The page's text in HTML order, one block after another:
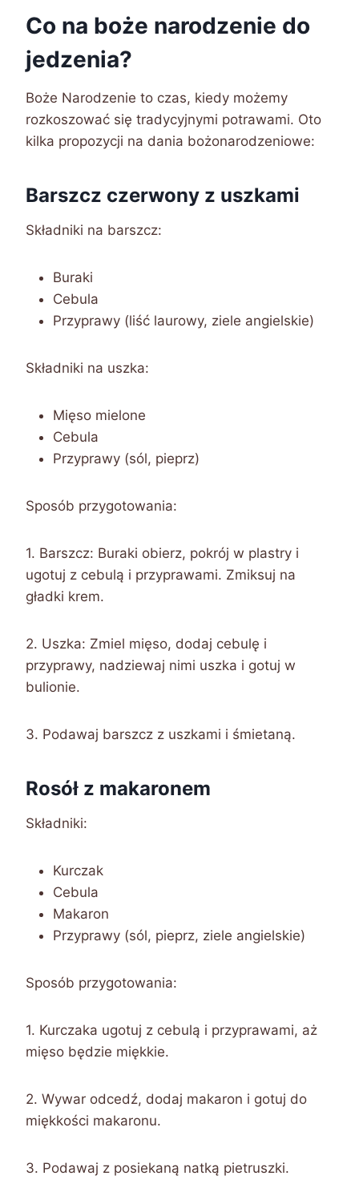
Co na boże narodzenie do
jedzenia?
Boże Narodzenie to czas, kiedy możemy
rozkoszować się tradycyjnymi potrawami. Oto
kilka propozycji na dania bożonarodzeniowe:
Barszcz czerwony z uszkami
Składniki na barszcz:
Buraki
Cebula
Przyprawy (liść laurowy, ziele angielskie)
Składniki na uszka:
Mięso mielone
Cebula
Przyprawy (sól, pieprz)
Sposób przygotowania:
1. Barszcz: Buraki obierz, pokrój w plastry i
ugotuj z cebulą i przyprawami. Zmiksuj na
gładki krem.
2. Uszka: Zmiel mięso, dodaj cebulę i
przyprawy, nadziewaj nimi uszka i gotuj w
bulionie.
3. Podawaj barszcz z uszkami i śmietaną.
Rosół z makaronem
Składniki:
Kurczak
Cebula
Makaron
Przyprawy (sól, pieprz, ziele angielskie)
Sposób przygotowania:
1. Kurczaka ugotuj z cebulą i przyprawami, aż
mięso będzie miękkie.
2. Wywar odcedź, dodaj makaron i gotuj do
miękkości makaronu.
3. Podawaj z posiekaną natką pietruszki.